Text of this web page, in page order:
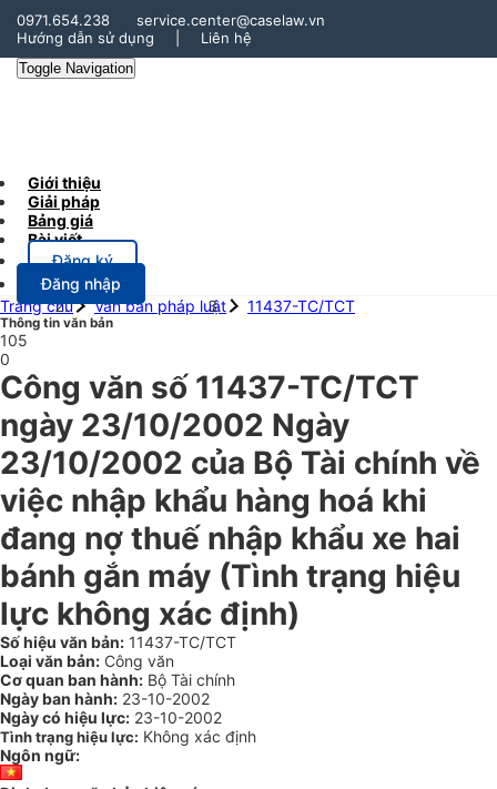
0971.654.238
service.center@caselaw.vn
Hướng dẫn sử dụng
Liên hệ
Toggle Navigation
Giới thiệu
Giải pháp
Bảng giá
Bài viết
Đăng ký
Đăng nhập
Trang chủ
Văn bản pháp luật 11437-TC/TCT
Thông tin văn bản
105
0
Công văn số 11437-TC/TCT
ngày 23/10/2002 Ngày
23/10/2002 của Bộ Tài chính về
việc nhập khẩu hàng hoá khi
đang nợ thuế nhập khẩu xe hai
bánh gắn máy (Tình trạng hiệu
lực không xác định)
Số hiệu văn bản: 11437-TC/TCT
Loại văn bản: Công văn
Cơ quan ban hành: Bộ Tài chính
Ngày ban hành: 23-10-2002
Ngày có hiệu lực: 23-10-2002
Tình trạng hiệu lực: Không xác định
Ngôn ngữ: